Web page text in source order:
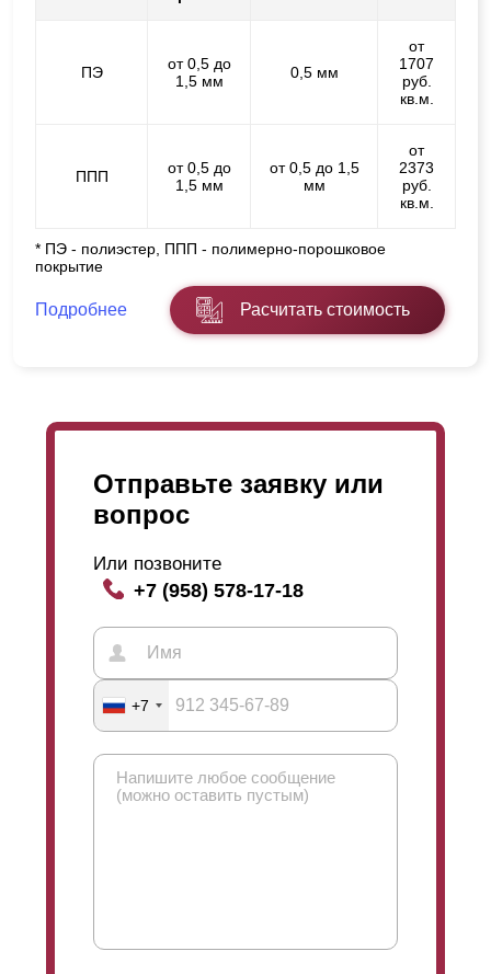
ПЭ
от 0,5 до
1,5 мм
0,5 мм
от
1707
руб.
кв.м.
ППП
от 0,5 до
1,5 мм
от 0,5 до 1,5
мм
от
2373
руб.
кв.м.
* ПЭ - полиэстер, ППП - полимерно-порошковое
покрытие
Подробнее Расчитать стоимость
Отправьте заявку или
вопрос
Или позвоните
+7 (958) 578-17-18
+7